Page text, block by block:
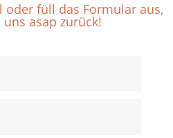
oder füll das Formular aus,
asap zurück!